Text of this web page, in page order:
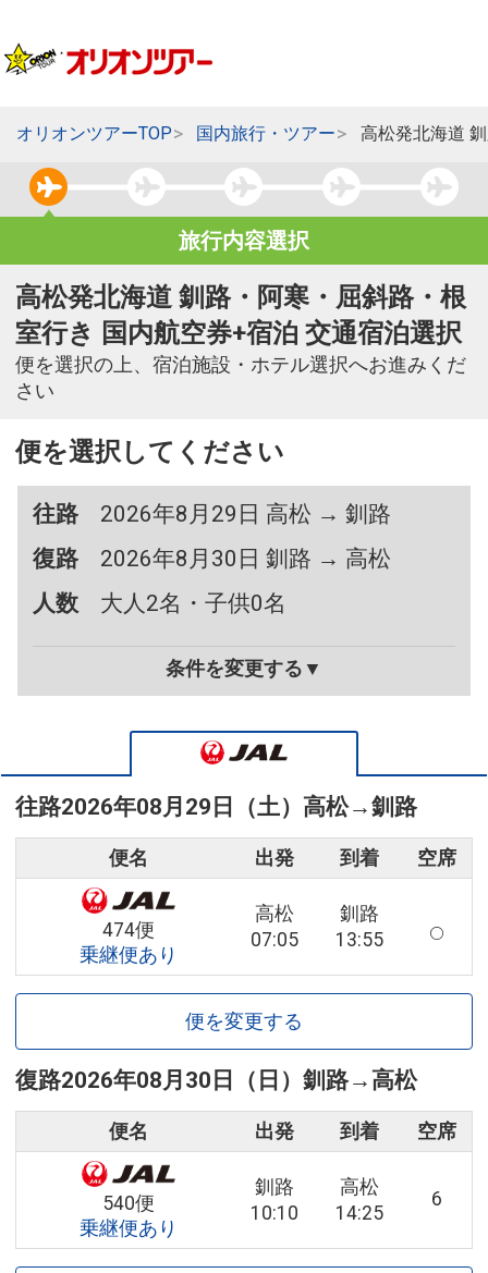
オリオンツアーTOP 国内旅行・ツアー 高松発北海道
旅行内容選択
高松発北海道 釧路・阿寒・屈斜路・根
室行き 国内航空券+宿泊 交通宿泊選択
便を選択の上、宿泊施設・ホテル選択へお進みくだ
さい
便を選択してください
往路
2026年8月29日 高松 → 釧路
復路
2026年8月30日 釧路 → 高松
人数
大人2名・子供0名
条件を変更する▼
往路2026年08月29日（土） 高松→釧路
便名 出発 到着 空席
474便
乗継便あり
高松
07:05
釧路
13:55
便を変更する
復路2026年08月30日（日） 釧路→ 高松
便名 出発 到着 空席
540便
乗継便あり
釧路
10:10
高松
14:25
6